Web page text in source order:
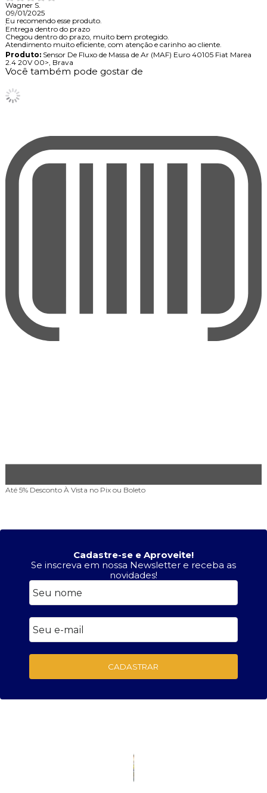
Wagner S.
09/01/2025
Eu recomendo esse produto.
Entrega dentro do prazo
Chegou dentro do prazo, muito bem protegido.
Atendimento muito eficiente, com atenção e carinho ao cliente.
Produto:Sensor De Fluxo de Massa de Ar (MAF) Euro 40105 Fiat Marea
2.4 20V 00>, Brava
Você também pode gostar de
Até 5% Desconto À Vista no Pix ou Boleto
Cadastre-se e Aproveite!
Se inscreva em nossa Newsletter e receba as
novidades!
CADASTRAR